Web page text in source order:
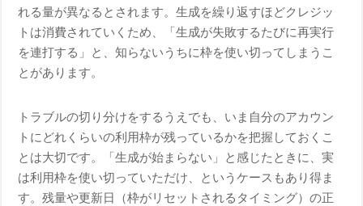
れる量が異なるとされます。生成を繰り返すほどクレジッ
トは消費されていくため、「生成が失敗するたびに再実行
を連打する」と、知らないうちに枠を使い切ってしまうこ
とがあります。
トラブルの切り分けをするうえでも、いま自分のアカウン
トにどれくらいの利用枠が残っているかを把握しておくこ
とは大切です。「生成が始まらない」と感じたときに、実
は利用枠を使い切っていただけ、というケースもあり得ま
す。残量や更新日（枠がリセットされるタイミング）の正